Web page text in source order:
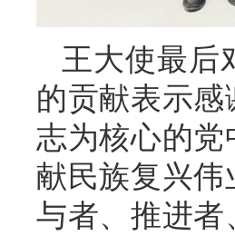
王大使最后
的贡献表示
志为核心的
献民族复兴
与者、推进